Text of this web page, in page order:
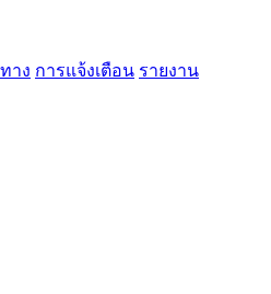
าง การแจ้งเตือน รายงาน